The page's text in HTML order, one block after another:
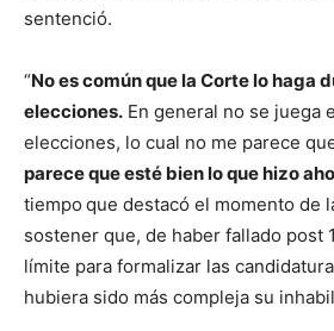
sentenció.
“No es común que la Corte lo haga
elecciones. En general no se juega
elecciones, lo cual no me parece
parece que esté bien lo que hizo
tiempo que destacó el momento de
sostener que, de haber fallado post
límite para formalizar las
hubiera sido más compleja su